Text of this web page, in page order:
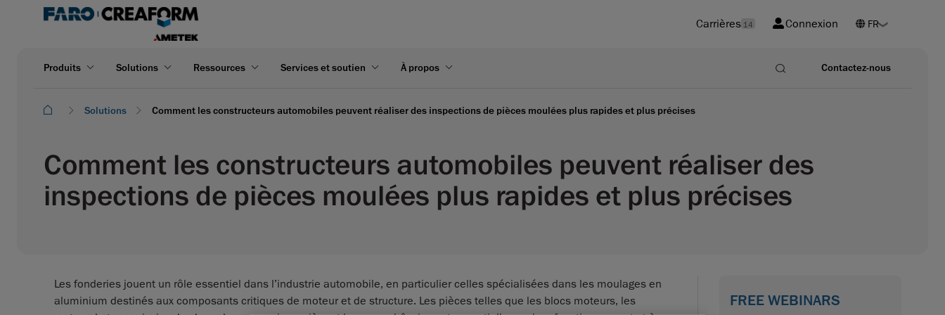
Carrières 14 Connexion
Produits Solutions Ressources Services et soutien À propos Contactez-nous
Solutions Comment les constructeurs automobiles peuvent réaliser des inspections de pièces moulées plus rapides et plus précises
Comment les constructeurs automobiles peuvent réaliser des
inspections de pièces moulées plus rapides et plus précises
Les fonderies jouent un rôle essentiel dans l’industrie automobile, en particulier celles spécialisées dans les moulages en
aluminium destinés aux composants critiques de moteur et de structure. Les pièces telles que les blocs moteurs, les
FREE WEBINARS